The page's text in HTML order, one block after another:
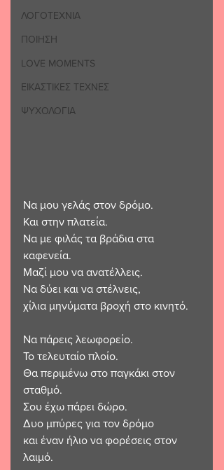
ΛΟΓΟΤΕΧΝΙΑ
ΠΟΙΗΣΗ
LOVE MOMENTS
ΕΙΚΑΣΤΙΚΕΣ ΤΕΧΝΕΣ
ΨΥΧΟΛΟΓΙΑ
Να μου γελάς στον δρόμο.
Και στην πλατεία.
Να με φιλάς τα βράδια στα
καφενεία.
Μαζί μου να ανατέλλεις.
Να δύει και να στέλνεις,
χίλια μηνύματα βροχή στο κινητό.
Να πάρεις λεωφορείο.
Το τελευταίο πλοίο.
Θα περιμένω στο παγκάκι στον
σταθμό.
Σου έχω πάρει δώρο.
Δυο μπύρες για τον δρόμο
και έναν ήλιο να φορέσεις στον
λαιμό.